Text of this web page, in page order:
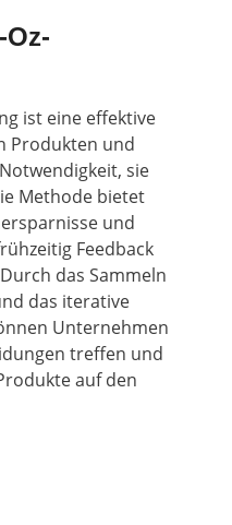
ist eine effektive
Produkten und
sie
Methode bietet
und
Feedback
das Sammeln
das iterative
Unternehmen
treffen und
auf den